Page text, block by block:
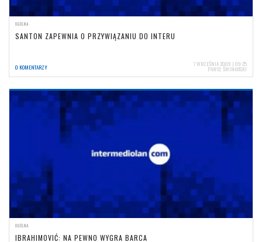
OGÓLNA
SANTON ZAPEWNIA O PRZYWIĄZANIU DO INTERU
0 KOMENTARZY 7 WRZEŚNIA 2009 | 09:25
PAWEŁ ŚWINARSKI
OGÓLNA
IBRAHIMOVIĆ: NA PEWNO WYGRA BARCA